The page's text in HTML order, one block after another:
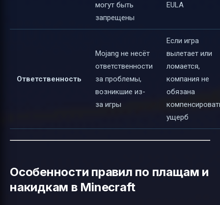
могут быть
запрещены
EULA
Ответственность
Mojang не несёт
ответственности
за проблемы,
возникшие из-
за игры
Если игра
вылетает или
ломается,
компания не
обязана
ущерб
Особенности правил по плащам и
накидкам в Minecraft